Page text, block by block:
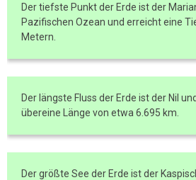
Der tiefste Punkt der Erde ist der
Pazifischen Ozean und erreicht eine
Metern.
Der längste Fluss der Erde ist der Nil
übereine Länge von etwa 6.695 km.
Der größte See der Erde ist der